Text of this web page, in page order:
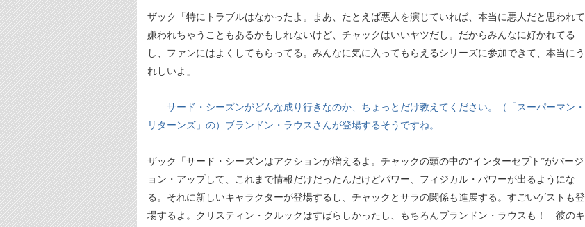
ザック「特にトラブルはなかったよ。まあ、たとえば悪人を演じていれば、本当に悪人だと思われて
嫌われちゃうこともあるかもしれないけど、チャックはいいヤツだし。だからみんなに好かれてる
し、ファンにはよくしてもらってる。みんなに気に入ってもらえるシリーズに参加できて、本当にう
れしいよ」
――サード・シーズンがどんな成り行きなのか、ちょっとだけ教えてください。（「スーパーマン・
リターンズ」の）ブランドン・ラウスさんが登場するそうですね。
ザック「サード・シーズンはアクションが増えるよ。チャックの頭の中の“インターセプト”がバージ
ョン・アップして、これまで情報だけだったんだけどパワー、フィジカル・パワーが出るようにな
る。それに新しいキャラクターが登場するし、チャックとサラの関係も進展する。すごいゲストも登
場するよ。クリスティン・クルックはすばらしかったし、もちろんブランドン・ラウスも！ 彼のキ